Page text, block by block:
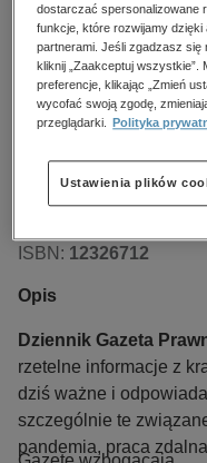
Numer:70/2026
Data wydania:
Język publikacji:
ISBN: 12326712
Kupując otrzymujesz
Dostęp online EPUB
Opis
Dziennik Gazeta
rzetelne informacje z
dziś ważne i
szczególnie te
pandemia, praca
dostarczać spersonalizowane
funkcje, które rozwijamy dzięki
partnerami. Jeśli zgadzasz się
kliknij „Zaakceptuj
preferencje, klikając „Zmień
wycofać swoją zgodę,
przeglądarki. Polityka
Ustawienia plików